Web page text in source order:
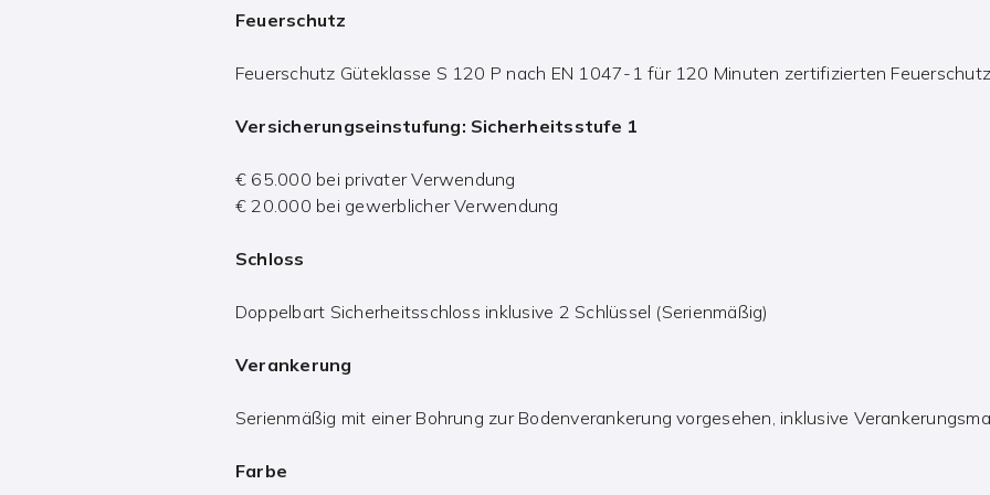
Feuerschutz
Feuerschutz Güteklasse S 120 P nach EN 1047-1 für 120 Minuten zertifizierten Feuerschutz
Versicherungseinstufung: Sicherheitsstufe 1
€ 65.000 bei privater Verwendung
€ 20.000 bei gewerblicher Verwendung
Schloss
Doppelbart Sicherheitsschloss inklusive 2 Schlüssel (Serienmäßig)
Verankerung
Serienmäßig mit einer Bohrung zur Bodenverankerung vorgesehen, inklusive
Farbe